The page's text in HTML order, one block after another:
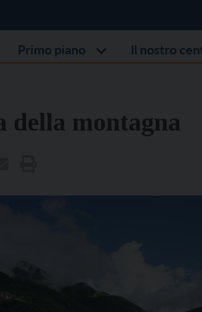
Primo piano Il nostro
della montagna